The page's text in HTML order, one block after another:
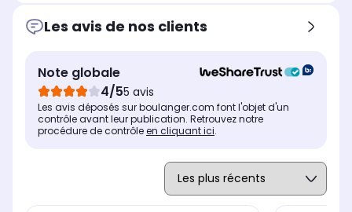
Wifi
Non
Oui
Contrôle parental
Non
Wifi
Non
Les avis de nos clients
Note globale
4/55 avis
Les avis déposés sur boulanger.com font l'objet d'un
contrôle avant leur publication. Retrouvez notre
procédure de contrôleen cliquant ici.